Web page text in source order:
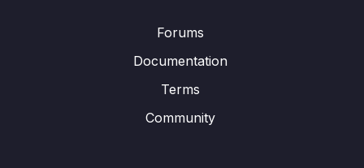
Forums
Documentation
Terms
Community